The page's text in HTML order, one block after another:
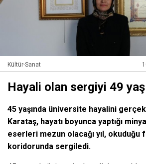
Kültür-Sanat
Hayali olan sergiyi 49
45 yaşında üniversite hayalini
Karataş, hayatı boyunca yaptığı
eserleri mezun olacağı yıl, okuduğu
koridorunda sergiledi.